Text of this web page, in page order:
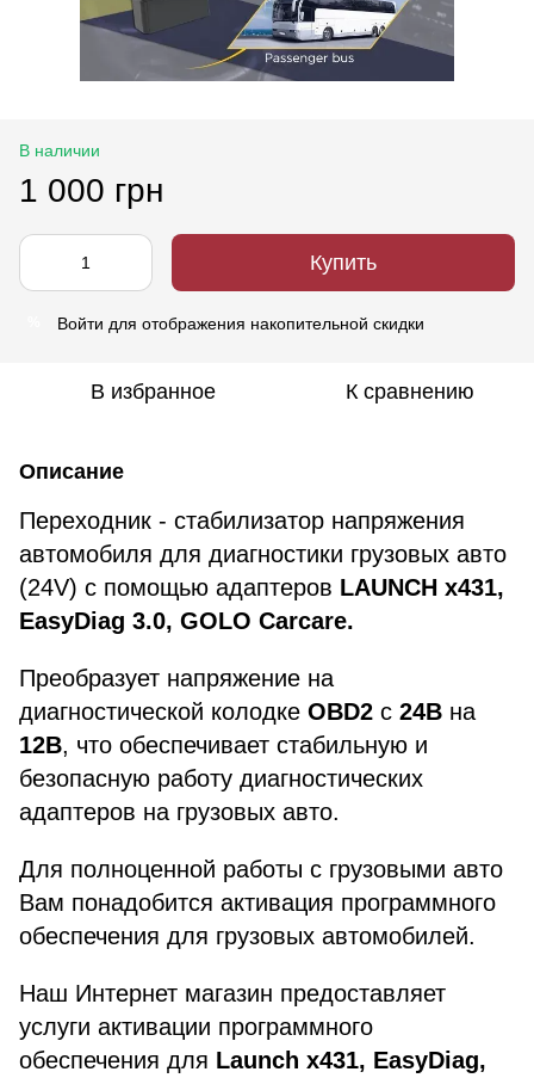
В наличии
1 000 грн
Купить
Войти для отображения накопительной скидки
В избранное К сравнению
Описание
Переходник - стабилизатор напряжения
автомобиля для диагностики грузовых авто
(24V) с помощью адаптеров LAUNCH x431,
EasyDiag 3.0, GOLO Carcare.
Преобразует напряжение на
диагностической колодке OBD2 с 24В на
12В, что обеспечивает стабильную и
безопасную работу диагностических
адаптеров на грузовых авто.
Для полноценной работы с грузовыми авто
Вам понадобится активация программного
обеспечения для грузовых автомобилей.
Наш Интернет магазин предоставляет
услуги активации программного
обеспечения для Launch x431, EasyDiag,